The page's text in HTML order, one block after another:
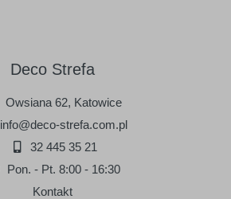
Deco Strefa
Owsiana 62, Katowice
info@deco-strefa.com.pl
32 445 35 21
Pon. - Pt. 8:00 - 16:30
Kontakt